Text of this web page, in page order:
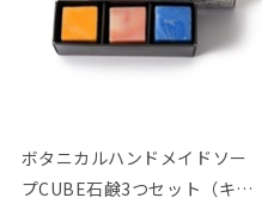
ボタニカルハンドメイドソー
プCUBE石鹸3つセット（キュ